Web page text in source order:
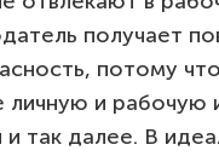
получает
потому
личную и
так далее. В